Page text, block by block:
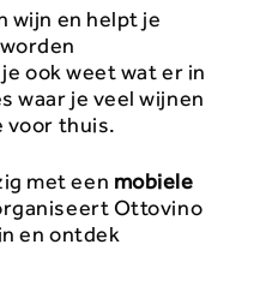
wijn en helpt je
ook weet wat er in
waar je veel wijnen
voor thuis.
met een mobiele
Ottovino
en ontdek